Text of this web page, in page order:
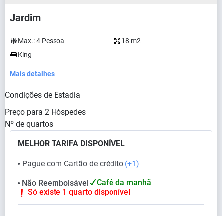
Jardim
Max.:4 Pessoa
18 m2
King
Mais detalhes
Condições de Estadia
Preço para 2 Hóspedes
Nº de quartos
MELHOR TARIFA DISPONÍVEL
⬤ Pague com Cartão de crédito (+1)
⬤ Não Reembolsável
Café da manhã
Só existe 1 quarto disponível